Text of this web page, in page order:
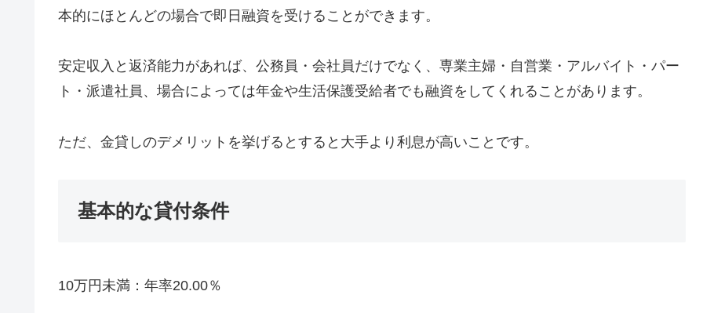
本的にほとんどの場合で即日融資を受けることができます。
安定収入と返済能力があれば、公務員・会社員だけでなく、専業主婦・自営業・アルバイト・パー
ト・派遣社員、場合によっては年金や生活保護受給者でも融資をしてくれることがあります。
ただ、金貸しのデメリットを挙げるとすると大手より利息が高いことです。
基本的な貸付条件
10万円未満：年率20.00％